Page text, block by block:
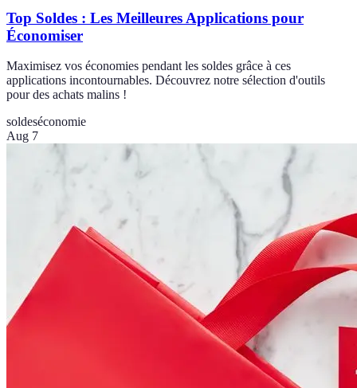
Top Soldes : Les Meilleures Applications pour
Économiser
Maximisez vos économies pendant les soldes grâce à ces
applications incontournables. Découvrez notre sélection d'outils
pour des achats malins !
soldeséconomie
Aug 7